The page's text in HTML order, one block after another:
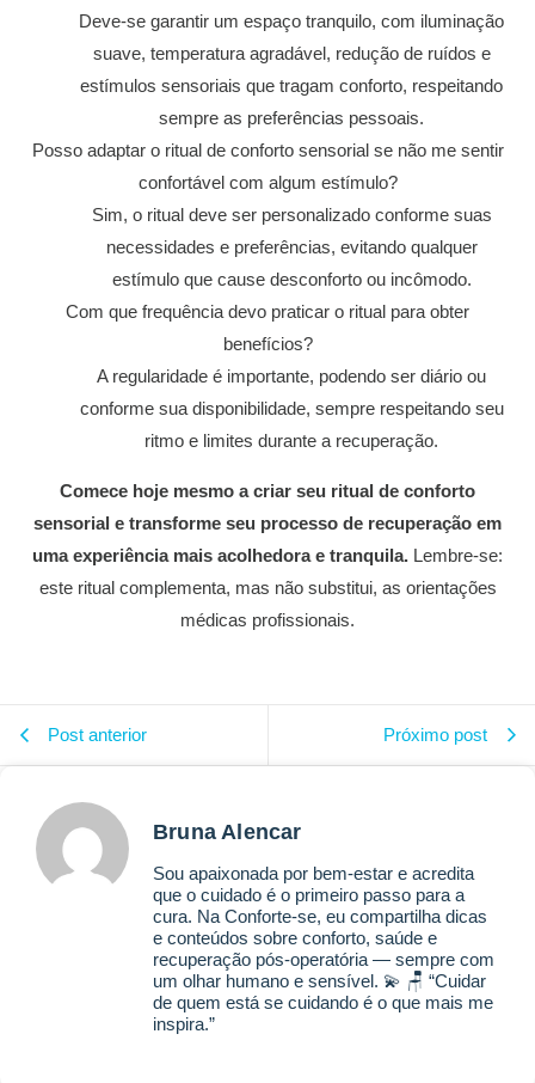
Deve-se garantir um espaço tranquilo, com iluminação
suave, temperatura agradável, redução de ruídos e
estímulos sensoriais que tragam conforto, respeitando
sempre as preferências pessoais.
Posso adaptar o ritual de conforto sensorial se não me sentir
confortável com algum estímulo?
Sim, o ritual deve ser personalizado conforme suas
necessidades e preferências, evitando qualquer
estímulo que cause desconforto ou incômodo.
Com que frequência devo praticar o ritual para obter
benefícios?
A regularidade é importante, podendo ser diário ou
conforme sua disponibilidade, sempre respeitando seu
ritmo e limites durante a recuperação.
Comece hoje mesmo a criar seu ritual de conforto
sensorial e transforme seu processo de recuperação em
uma experiência mais acolhedora e tranquila. Lembre-se:
este ritual complementa, mas não substitui, as orientações
médicas profissionais.
Post anterior Próximo post
Bruna Alencar
Sou apaixonada por bem-estar e acredita
que o cuidado é o primeiro passo para a
cura. Na Conforte-se, eu compartilha dicas
e conteúdos sobre conforto, saúde e
recuperação pós-operatória — sempre com
um olhar humano e sensível. 💫 🪑 “Cuidar
de quem está se cuidando é o que mais me
inspira.”